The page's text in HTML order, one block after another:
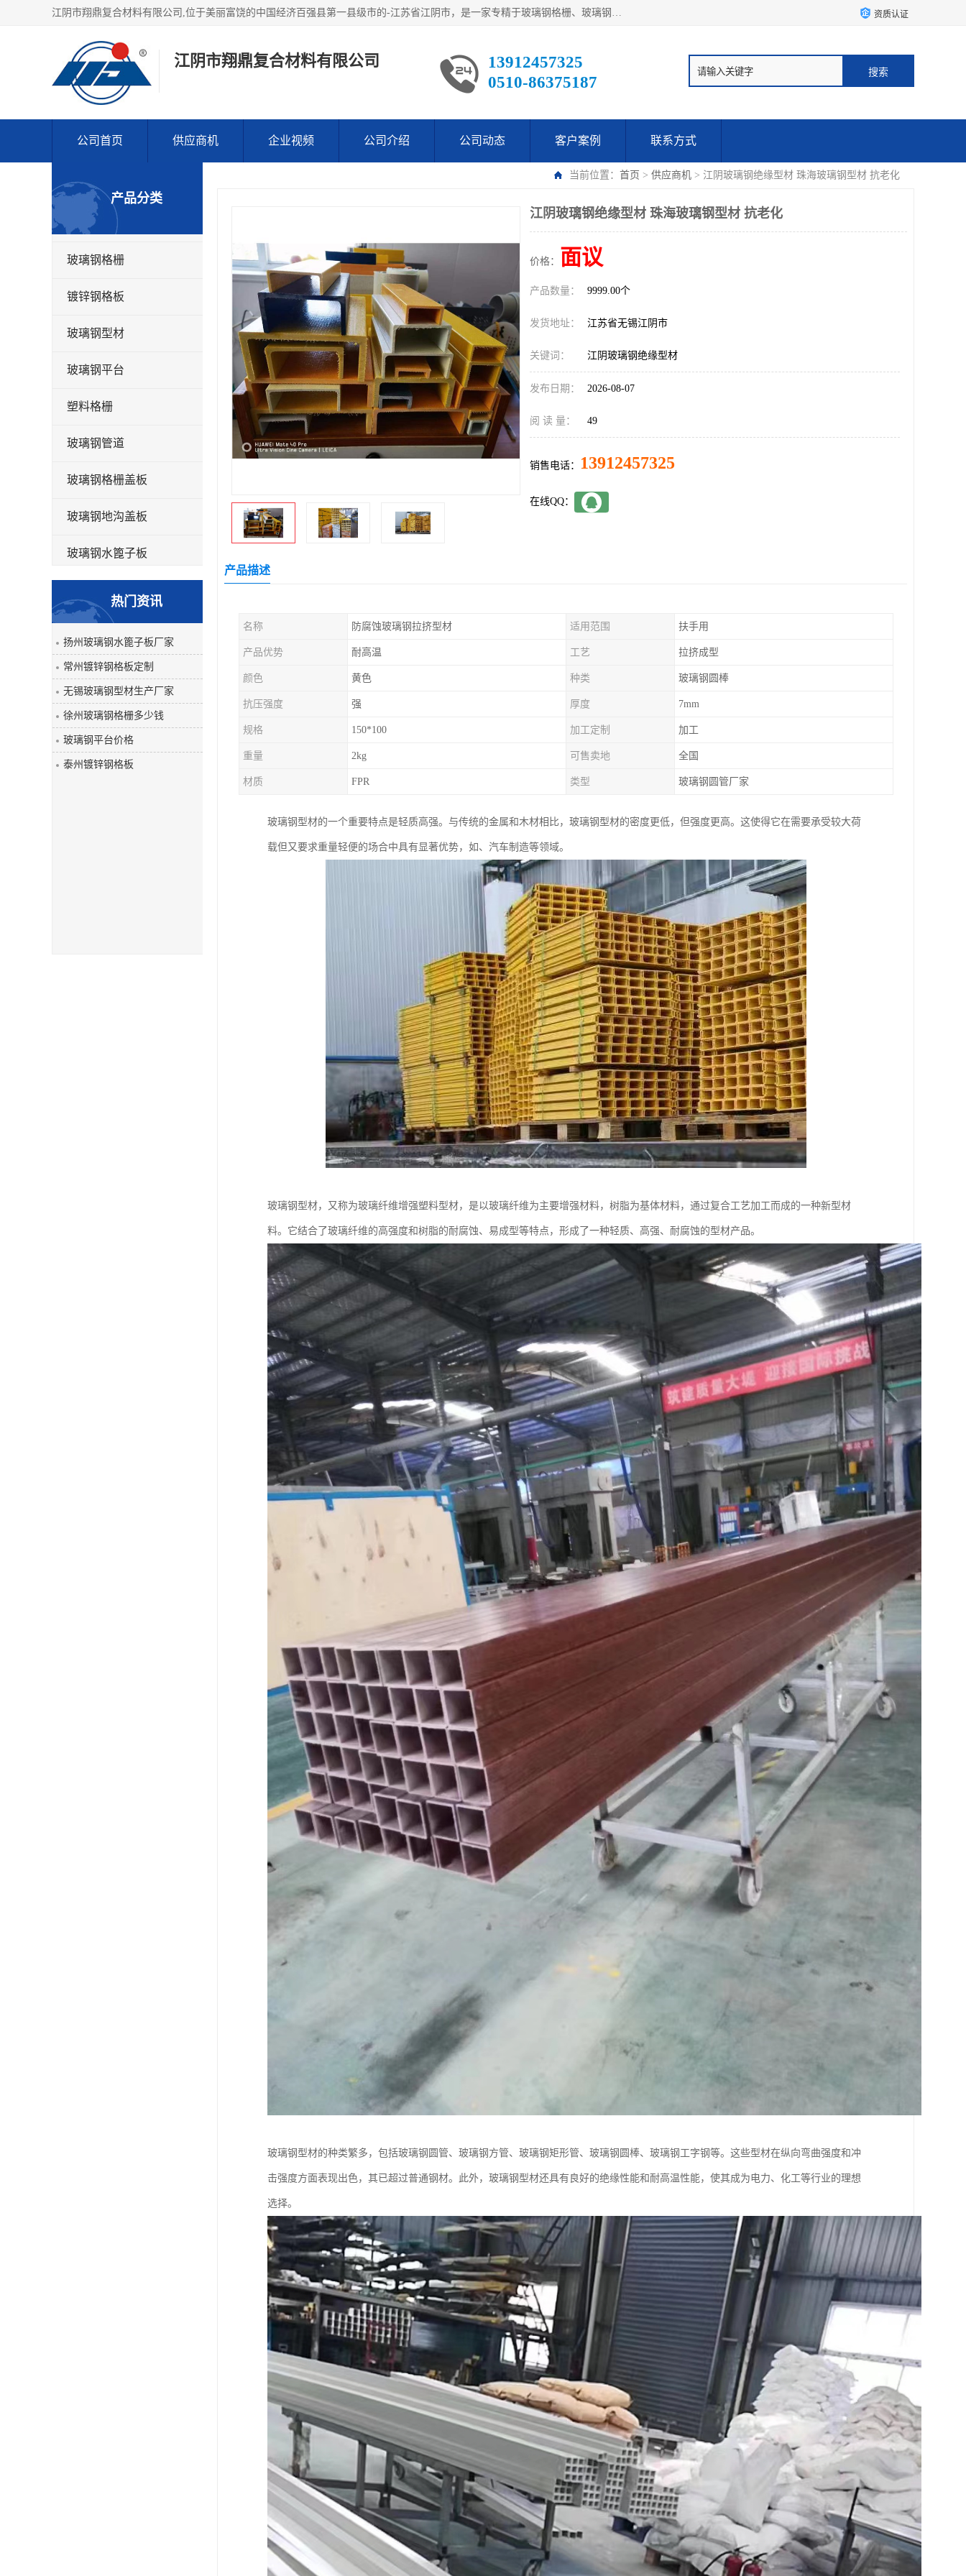
江阴市翔鼎复合材料有限公司,位于美丽富饶的中国经济百强县第一县级市的-江苏省江阴市，是一家专精于玻璃钢格栅、玻璃钢新材料,镀锌钢格板，机械设备生产制造及研发的科技型企业；公司产品已销往了世界多个国家和地区，公司人决心加倍努力愿与广大社会同仁精诚合作共创辉煌！ 资质认证
江阴市翔鼎复合材料有限公司
13912457325
0510-86375187
公司首页 供应商机 企业视频 公司介绍 公司动态 客户案例 联系方式
当前位置： 首页 > 供应商机 > 江阴玻璃钢绝缘型材 珠海玻璃钢型材 抗老化
产品分类
玻璃钢格栅
镀锌钢格板
玻璃钢型材
玻璃钢平台
塑料格栅
玻璃钢管道
玻璃钢格栅盖板
玻璃钢地沟盖板
玻璃钢水篦子板
玻璃钢平板
玻璃钢盖板
热门资讯
扬州玻璃钢水篦子板厂家
常州镀锌钢格板定制
无锡玻璃钢型材生产厂家
徐州玻璃钢格栅多少钱
玻璃钢平台价格
泰州镀锌钢格板
江阴玻璃钢绝缘型材 珠海玻璃钢型材 抗老化
价格： 面议
产品数量： 9999.00个
发货地址： 江苏省无锡江阴市
关键词： 江阴玻璃钢绝缘型材
发布日期： 2026-08-07
阅 读 量： 49
销售电话： 13912457325
在线QQ：
产品描述
名称 防腐蚀玻璃钢拉挤型材 适用范围 扶手用
产品优势 耐高温 工艺 拉挤成型
颜色 黄色 种类 玻璃钢圆棒
抗压强度 强 厚度 7mm
规格 150*100 加工定制 加工
重量 2kg 可售卖地 全国
材质 FPR 类型 玻璃钢圆管厂家
玻璃钢型材的一个重要特点是轻质高强。与传统的金属和木材相比，玻璃钢型材的密度更低，但强度更高。这使得它在需要承受较大荷
载但又要求重量轻便的场合中具有显著优势，如、汽车制造等领域。
玻璃钢型材，又称为玻璃纤维增强塑料型材，是以玻璃纤维为主要增强材料，树脂为基体材料，通过复合工艺加工而成的一种新型材
料。它结合了玻璃纤维的高强度和树脂的耐腐蚀、易成型等特点，形成了一种轻质、高强、耐腐蚀的型材产品。
玻璃钢型材的种类繁多，包括玻璃钢圆管、玻璃钢方管、玻璃钢矩形管、玻璃钢圆棒、玻璃钢工字钢等。这些型材在纵向弯曲强度和冲
击强度方面表现出色，其已超过普通钢材。此外，玻璃钢型材还具有良好的绝缘性能和耐高温性能，使其成为电力、化工等行业的理想
选择。